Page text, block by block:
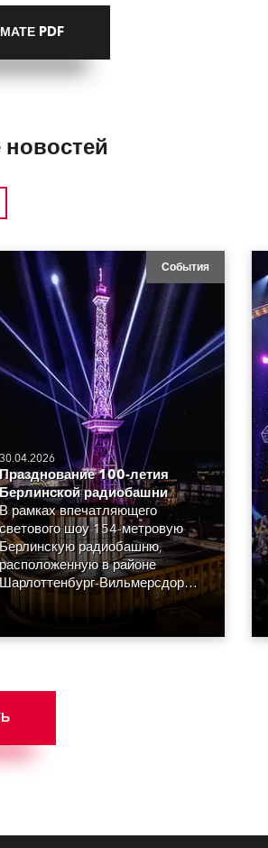
PDF
События
30.04.2026
Празднование 100-летия
Берлинской радиобашни
В рамках впечатляющего
светового шоу 154-метровую
Берлинскую радиобашню,
расположенную в районе
Шарлоттенбург-Вильмерсдорф,
подсветили тридцатью двумя
шестью Robe iESPRITE LTL.